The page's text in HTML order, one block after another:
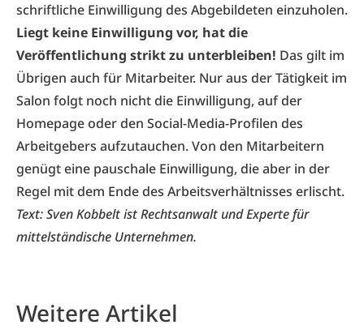
schriftliche Einwilligung des Abgebildeten einzuholen.
Liegt keine Einwilligung vor, hat die
Veröffentlichung strikt zu unterbleiben! Das gilt im
Übrigen auch für Mitarbeiter. Nur aus der Tätigkeit im
Salon folgt noch nicht die Einwilligung, auf der
Homepage oder den Social-Media-Profilen des
Arbeitgebers aufzutauchen. Von den Mitarbeitern
genügt eine pauschale Einwilligung, die aber in der
Regel mit dem Ende des Arbeitsverhältnisses erlischt.
Text:Sven Kobbeltist Rechtsanwalt und Experte für
mittelständische Unternehmen.
Weitere Artikel